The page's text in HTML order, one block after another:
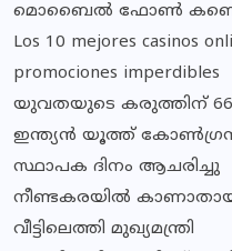
മൊബൈല്‍ ഫോണ്‍
Los 10 mejores casinos
promociones imperdibles
യുവതയുടെ കരുത്തിന് 66
ഇന്ത്യൻ യൂത്ത്
സ്ഥാപക ദിനം ആചരിച്ചു
നീണ്ടകരയില്‍
വീട്ടിലെത്തി മുഖ്യമന്ത്രി